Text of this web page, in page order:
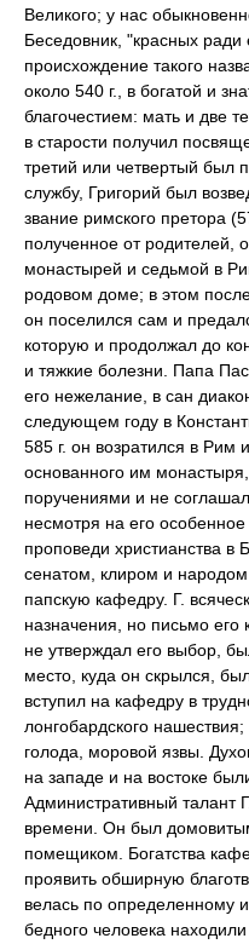
Великого; у нас
Беседовник, "красных ради
происхождение такого
около 540 г., в богатой и
благочестием: мать и две
в старости получил
третий или четвертый был
службу, Григорий был
звание римского претора
полученное от родителей,
монастырей и седьмой в
родовом доме; в этом
он поселился сам и
которую и продолжал до
и тяжкие болезни. Папа
его нежелание, в сан
следующем году в
585 г. он возратился в Рим
основанного им
поручениями и не
несмотря на его
проповеди христианства в
сенатом, клиром и
папскую кафедру. Г.
назначения, но письмо
не утверждал его выбор,
место, куда он скрылся,
вступил на кафедру в
лонгобардского
голода, моровой язвы.
на западе и на востоке
Административный талант
времени. Он был
помещиком. Богатства
проявить обширную
велась по определенному
бедного человека